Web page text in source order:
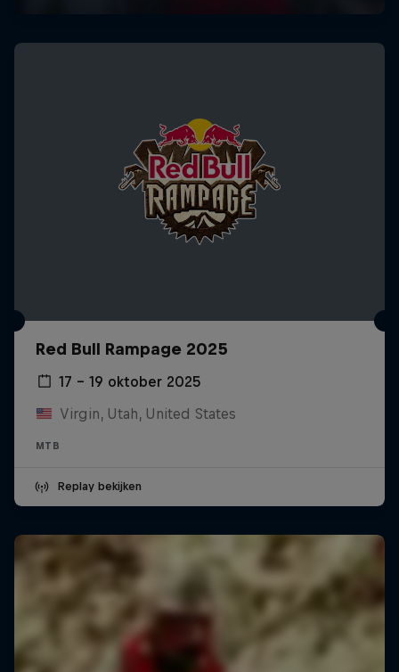
Red Bull Rampage 2025
17 – 19 oktober 2025
Virgin, Utah, United States
MTB
Replay bekijken